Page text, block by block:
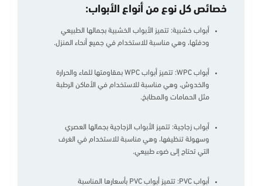
خصائص كل نوع من أنواع الأبواب:
أبواب خشبية: تتميز الأبواب الخشبية بجمالها الطبيعي
ودفئها، وهي مناسبة للاستخدام في جميع أنحاء المنزل.
أبواب WPC: تتميز أبواب WPC بمقاومتها للماء والحرارة
والخدوش، وهي مناسبة للاستخدام في الأماكن الرطبة
مثل الحمامات والمطابخ.
أبواب زجاجية: تتميز الأبواب الزجاجية بجمالها العصري
وسهولة تنظيفها، وهي مناسبة للاستخدام في الغرف
التي تحتاج إلى ضوء طبيعي.
أبواب PVC: تتميز أبواب PVC بأسعارها المناسبة